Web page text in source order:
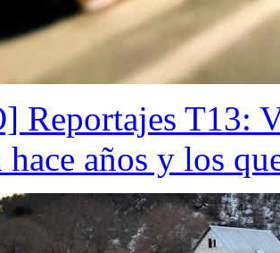
Reportajes T13:
años y los